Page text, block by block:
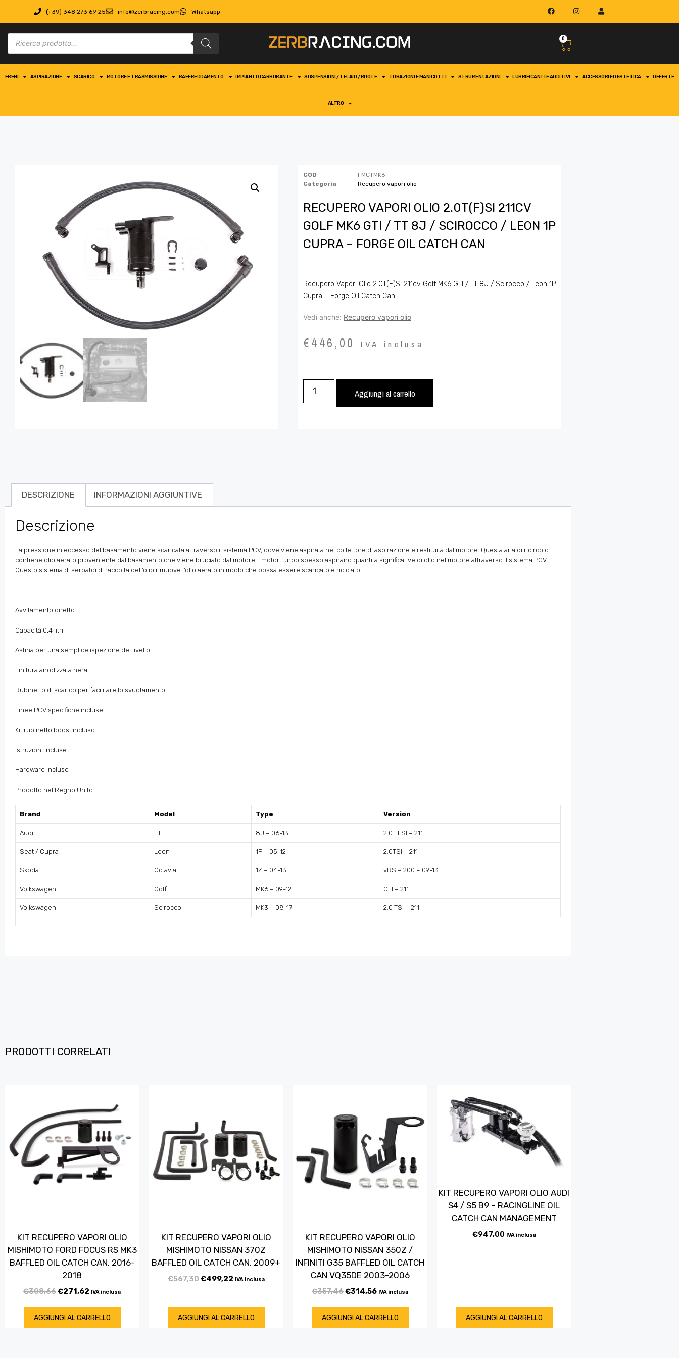
(+39) 348 273 69 25 info@zerbracing.com Whatsapp
0
FRENI ASPIRAZIONE SCARICO MOTORE E TRASMISSIONE RAFFREDDAMENTO IMPIANTO CARBURANTE SOSPENSIONI / TELAIO / RUOTE TUBAZIONI E MANICOTTI STRUMENTAZIONI LUBRIFICANTI E ADDITIVI ACCESSORI ED ESTETICA OFFERTE
ALTRO
COD
FMCTMK6
Categoria
Recupero vapori olio
RECUPERO VAPORI OLIO 2.0T(F)SI 211CV
GOLF MK6 GTI / TT 8J / SCIROCCO / LEON 1P
CUPRA – FORGE OIL CATCH CAN
Recupero Vapori Olio 2.0T(F)SI 211cv Golf MK6 GTI / TT 8J / Scirocco / Leon 1P
Cupra – Forge Oil Catch Can
Vedi anche: Recupero vapori olio
€446,00 IVA inclusa
Aggiungi al carrello
DESCRIZIONE INFORMAZIONI AGGIUNTIVE
Descrizione
La pressione in eccesso del basamento viene scaricata attraverso il sistema PCV, dove viene aspirata nel collettore di aspirazione e restituita dal motore. Questa aria di ricircolo
contiene olio aerato proveniente dal basamento che viene bruciato dal motore. I motori turbo spesso aspirano quantità significative di olio nel motore attraverso il sistema PCV.
Questo sistema di serbatoi di raccolta dell’olio rimuove l’olio aerato in modo che possa essere scaricato e riciclato
–
Avvitamento diretto
Capacità 0,4 litri
Astina per una semplice ispezione del livello
Finitura anodizzata nera
Rubinetto di scarico per facilitare lo svuotamento.
Linee PCV specifiche incluse
Kit rubinetto boost incluso
Istruzioni incluse
Hardware incluso
Prodotto nel Regno Unito
Brand Model Type Version
Audi TT 8J – 06-13 2.0 TFSI – 211
Seat / Cupra Leon 1P – 05-12 2.0TSI – 211
Skoda Octavia 1Z – 04-13 vRS – 200 – 09-13
Volkswagen Golf MK6 – 09-12 GTI – 211
Volkswagen Scirocco MK3 – 08-17 2.0 TSI – 211
PRODOTTI CORRELATI
KIT RECUPERO VAPORI OLIO
MISHIMOTO FORD FOCUS RS MK3
BAFFLED OIL CATCH CAN, 2016-
2018
€308,66€271,62 IVA inclusa
AGGIUNGI AL CARRELLO
KIT RECUPERO VAPORI OLIO
MISHIMOTO NISSAN 370Z
BAFFLED OIL CATCH CAN, 2009+
€567,30€499,22 IVA inclusa
AGGIUNGI AL CARRELLO
KIT RECUPERO VAPORI OLIO
MISHIMOTO NISSAN 350Z /
INFINITI G35 BAFFLED OIL CATCH
CAN VQ35DE 2003-2006
€357,46€314,56 IVA inclusa
AGGIUNGI AL CARRELLO
KIT RECUPERO VAPORI OLIO AUDI
S4 / S5 B9 – RACINGLINE OIL
CATCH CAN MANAGEMENT
€947,00 IVA inclusa
AGGIUNGI AL CARRELLO